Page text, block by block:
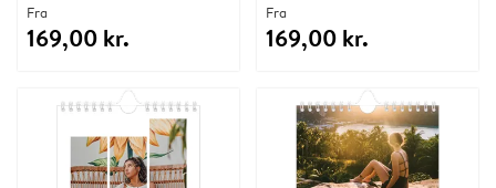
Fra
169,00 kr.
Fra
169,00 kr.